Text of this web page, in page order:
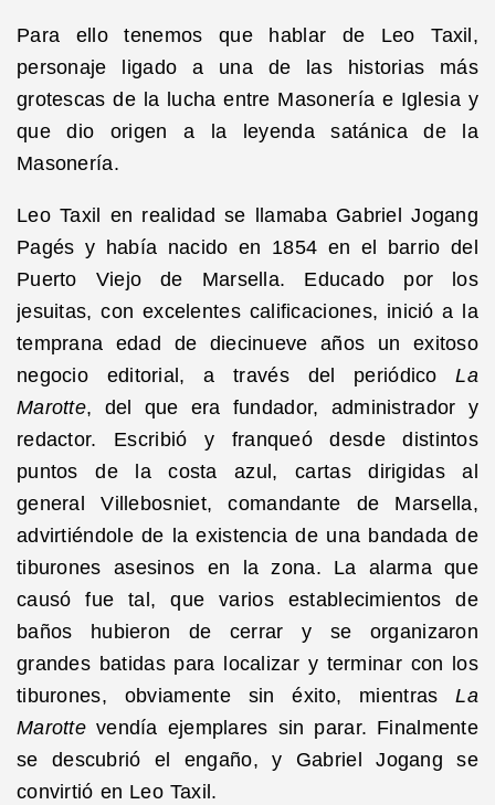
Para ello tenemos que hablar de Leo Taxil,
personaje ligado a una de las historias más
grotescas de la lucha entre Masonería e Iglesia y
que dio origen a la leyenda satánica de la
Masonería.
Leo Taxil en realidad se llamaba Gabriel Jogang
Pagés y había nacido en 1854 en el barrio del
Puerto Viejo de Marsella. Educado por los
jesuitas, con excelentes calificaciones, inició a la
temprana edad de diecinueve años un exitoso
negocio editorial, a través del periódicoLa
Marotte, del que era fundador, administrador y
redactor. Escribió y franqueó desde distintos
puntos de la costa azul, cartas dirigidas al
general Villebosniet, comandante de Marsella,
advirtiéndole de la existencia de una bandada de
tiburones asesinos en la zona. La alarma que
causó fue tal, que varios establecimientos de
baños hubieron de cerrar y se organizaron
grandes batidas para localizar y terminar con los
tiburones, obviamente sin éxito, mientrasLa
Marotte vendía ejemplares sin parar. Finalmente
se descubrió el engaño, y Gabriel Jogang se
convirtió en Leo Taxil.